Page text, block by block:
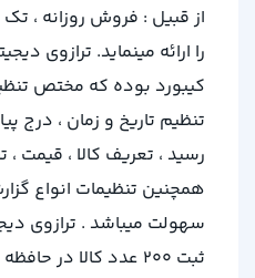
از قبیل : فروش روزانه ،
کیبورد بوده که مختص
تنظیم تاریخ و زمان ، درج
رسید ، تعریف کالا ، قیمت
همچنین تنظیمات انواع
ثبت ۲۰۰ عدد کالا در